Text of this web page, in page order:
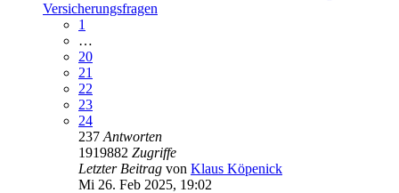
Versicherungsfragen
1
…
20
21
22
23
24
237 Antworten
1919882 Zugriffe
Letzter Beitrag von Klaus Köpenick
Mi 26. Feb 2025, 19:02